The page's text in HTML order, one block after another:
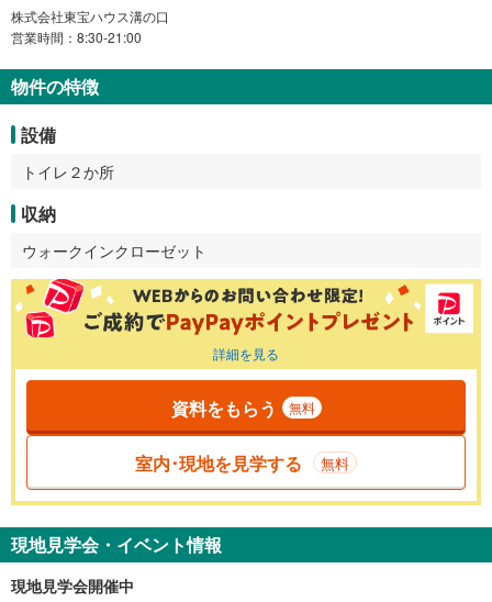
株式会社東宝ハウス溝の口
営業時間：8:30-21:00
物件の特徴
設備
トイレ２か所
収納
ウォークインクローゼット
詳細を見る
資料をもらう 無料
室内･現地を見学する 無料
現地見学会・イベント情報
現地見学会開催中